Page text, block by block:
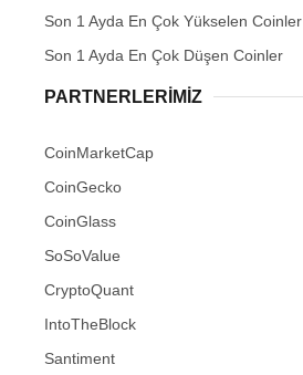
Son 1 Ayda En Çok Yükselen Coinler
Son 1 Ayda En Çok Düşen Coinler
PARTNERLERIMIZ
CoinMarketCap
CoinGecko
CoinGlass
SoSoValue
CryptoQuant
IntoTheBlock
Santiment